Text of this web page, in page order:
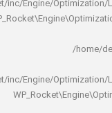
rocket/inc/Engine/
rocket/inc/Engine/